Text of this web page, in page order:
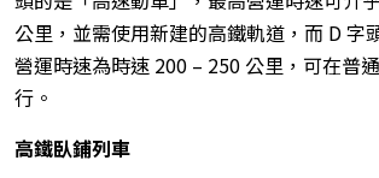
公里，並需使用新建的高鐵軌道，而 D 字
營運時速為時速 200 – 250 公里，可在普
行。
高鐵臥鋪列車